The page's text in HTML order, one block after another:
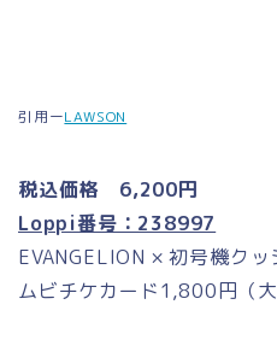
引用ーLAWSON
税込価格 6,200円
Loppi番号：238997
EVANGELION × 初号機ク
ムビチケカード1,800円（大